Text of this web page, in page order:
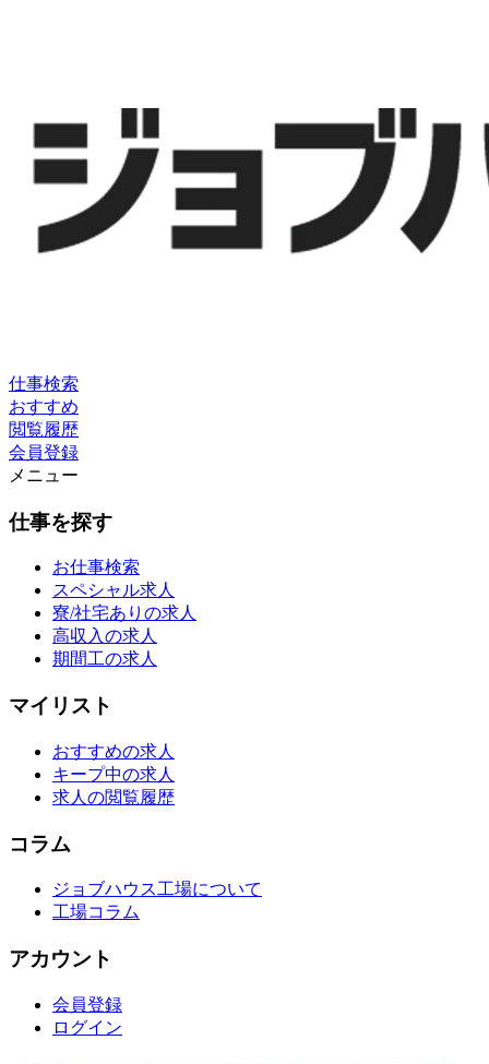
仕事検索
おすすめ
閲覧履歴
会員登録
メニュー
仕事を探す
お仕事検索
スペシャル求人
寮/社宅ありの求人
高収入の求人
期間工の求人
マイリスト
おすすめの求人
キープ中の求人
求人の閲覧履歴
コラム
ジョブハウス工場について
工場コラム
アカウント
会員登録
ログイン